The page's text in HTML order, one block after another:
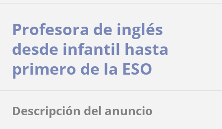
Profesora de inglés
desde infantil hasta
primero de la ESO
Descripción del anuncio